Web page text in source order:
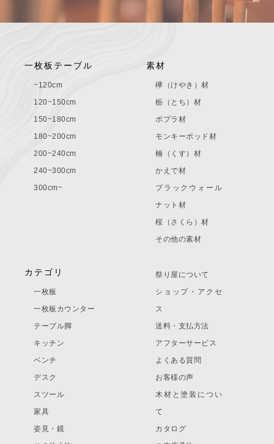
一枚板テーブル
~120cm
120~150cm
150~180cm
180~200cm
200~240cm
240~300cm
300cm~
素材
欅（けやき）材
栃（とち）材
ポプラ材
モンキーポッド材
楠（くす）材
かえで材
ブラックウォール
ナット材
桜（さくら）材
その他の素材
カテゴリ
一枚板
一枚板カウンター
テーブル脚
キッチン
ベンチ
デスク
スツール
家具
姿見・鏡
祭り屋について
ショップ・アクセ
ス
送料・支払方法
アフターサービス
よくある質問
お客様の声
木材と塗装につい
て
カタログ